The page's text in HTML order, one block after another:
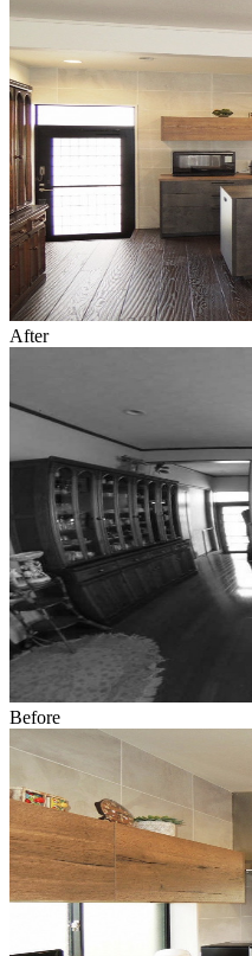
After
Before